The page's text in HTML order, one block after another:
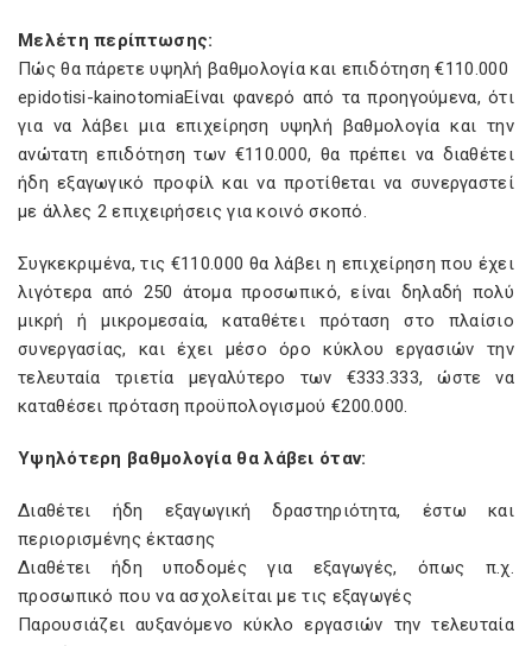
Μελέτη περίπτωσης:
Πώς θα πάρετε υψηλή βαθμολογία και επιδότηση €110.000
epidotisi-kainotomiaΕίναι φανερό από τα προηγούμενα, ότι
για να λάβει μια επιχείρηση υψηλή βαθμολογία και την
ανώτατη επιδότηση των €110.000, θα πρέπει να διαθέτει
ήδη εξαγωγικό προφίλ και να προτίθεται να συνεργαστεί
με άλλες 2 επιχειρήσεις για κοινό σκοπό.
Συγκεκριμένα, τις €110.000 θα λάβει η επιχείρηση που έχει
λιγότερα από 250 άτομα προσωπικό, είναι δηλαδή πολύ
μικρή ή μικρομεσαία, καταθέτει πρόταση στο πλαίσιο
συνεργασίας, και έχει μέσο όρο κύκλου εργασιών την
τελευταία τριετία μεγαλύτερο των €333.333, ώστε να
καταθέσει πρόταση προϋπολογισμού €200.000.
Υψηλότερη βαθμολογία θα λάβει όταν:
Διαθέτει ήδη εξαγωγική δραστηριότητα, έστω και
περιορισμένης έκτασης
Διαθέτει ήδη υποδομές για εξαγωγές, όπως π.χ.
προσωπικό που να ασχολείται με τις εξαγωγές
Παρουσιάζει αυξανόμενο κύκλο εργασιών την τελευταία